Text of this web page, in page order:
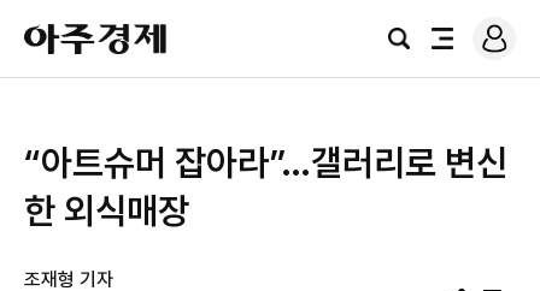
아
주
경
검
전
로
그
​“아트슈머 잡아라”…갤러리로 변신
한 외식매장
조재형 기자